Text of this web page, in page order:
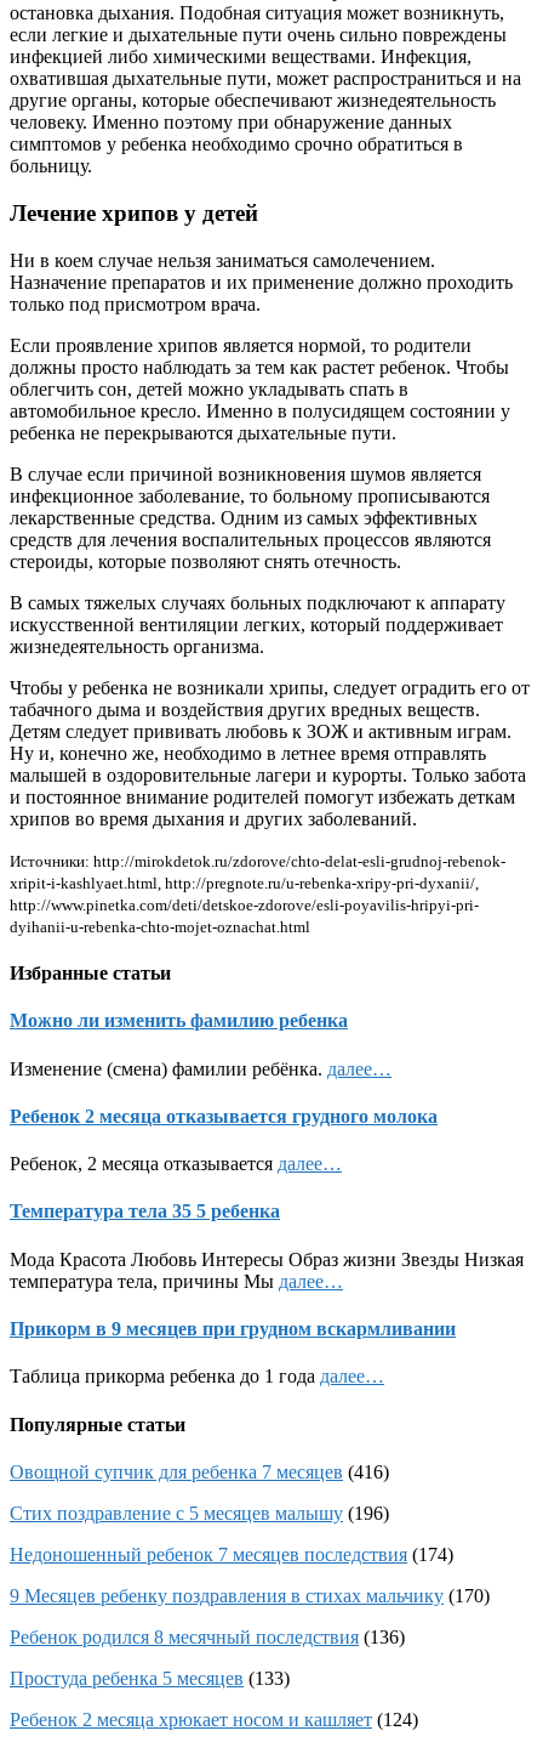
остановка дыхания. Подобная ситуация может возникнуть,
если легкие и дыхательные пути очень сильно повреждены
инфекцией либо химическими веществами. Инфекция,
охватившая дыхательные пути, может распространиться и на
другие органы, которые обеспечивают жизнедеятельность
человеку. Именно поэтому при обнаружение данных
симптомов у ребенка необходимо срочно обратиться в
больницу.
Лечение хрипов у детей
Ни в коем случае нельзя заниматься самолечением.
Назначение препаратов и их применение должно проходить
только под присмотром врача.
Если проявление хрипов является нормой, то родители
должны просто наблюдать за тем как растет ребенок. Чтобы
облегчить сон, детей можно укладывать спать в
автомобильное кресло. Именно в полусидящем состоянии у
ребенка не перекрываются дыхательные пути.
В случае если причиной возникновения шумов является
инфекционное заболевание, то больному прописываются
лекарственные средства. Одним из самых эффективных
средств для лечения воспалительных процессов являются
стероиды, которые позволяют снять отечность.
В самых тяжелых случаях больных подключают к аппарату
искусственной вентиляции легких, который поддерживает
жизнедеятельность организма.
Чтобы у ребенка не возникали хрипы, следует оградить его от
табачного дыма и воздействия других вредных веществ.
Детям следует прививать любовь к ЗОЖ и активным играм.
Ну и, конечно же, необходимо в летнее время отправлять
малышей в оздоровительные лагери и курорты. Только забота
и постоянное внимание родителей помогут избежать деткам
хрипов во время дыхания и других заболеваний.
Источники: http://mirokdetok.ru/zdorove/chto-delat-esli-grudnoj-rebenok-
xripit-i-kashlyaet.html, http://pregnote.ru/u-rebenka-xripy-pri-dyxanii/,
http://www.pinetka.com/deti/detskoe-zdorove/esli-poyavilis-hripyi-pri-
dyihanii-u-rebenka-chto-mojet-oznachat.html
Избранные статьи
Можно ли изменить фамилию ребенка
Изменение (смена) фамилии ребёнка. далее…
Ребенок 2 месяца отказывается грудного молока
Ребенок, 2 месяца отказывается далее…
Температура тела 35 5 ребенка
Мода Красота Любовь Интересы Образ жизни Звезды Низкая
температура тела, причины Мы далее…
Прикорм в 9 месяцев при грудном вскармливании
Таблица прикорма ребенка до 1 года далее…
Популярные статьи
Овощной супчик для ребенка 7 месяцев (416)
Стих поздравление с 5 месяцев малышу (196)
Недоношенный ребенок 7 месяцев последствия (174)
9 Месяцев ребенку поздравления в стихах мальчику (170)
Ребенок родился 8 месячный последствия (136)
Простуда ребенка 5 месяцев (133)
Ребенок 2 месяца хрюкает носом и кашляет (124)